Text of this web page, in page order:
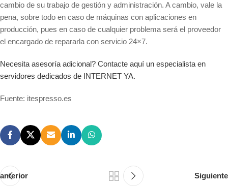
cambio de su trabajo de gestión y administración. A cambio, vale la
pena, sobre todo en caso de máquinas con aplicaciones en
producción, pues en caso de cualquier problema será el proveedor
el encargado de repararla con servicio 24×7.
Necesita asesoría adicional? Contacte aquí un especialista en
servidores dedicados de INTERNET YA.
Fuente: itespresso.es
anterior Siguiente